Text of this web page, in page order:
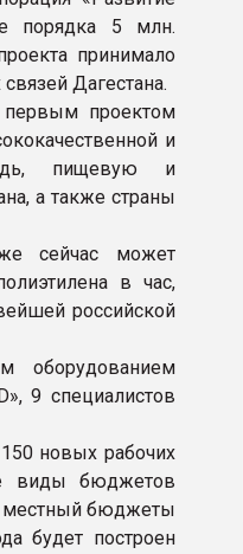
порядка 5 млн.
принимало
Дагестана.
первым проектом
и
пищевую и
а также страны
сейчас может
в час,
российской
оборудованием
9 специалистов
новых рабочих
виды бюджетов
местный бюджеты
будет построен